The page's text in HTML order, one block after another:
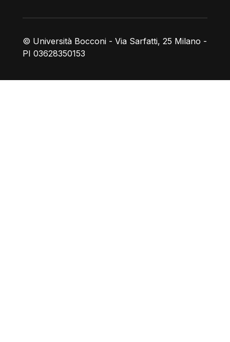
© Università Bocconi - Via Sarfatti, 25 Milano -
PI 03628350153